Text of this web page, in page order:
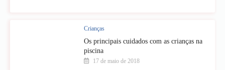
Crianças
Os principais cuidados com as crianças na
piscina
17 de maio de 2018